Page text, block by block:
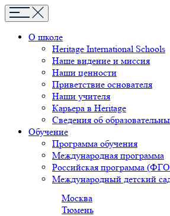
О школе
Heritage International Schools
Наше видение и миссия
Наши ценности
Приветствие основателя
Наши учителя
Карьера в Heritage
Сведения об
Обучение
Программа обучения
Международная программа
Российская программа
Международный детский
Москва
Тюмень